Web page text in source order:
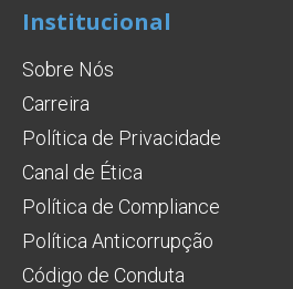
Institucional
Sobre Nós
Carreira
Política de Privacidade
Canal de Ética
Política de Compliance
Política Anticorrupção
Código de Conduta